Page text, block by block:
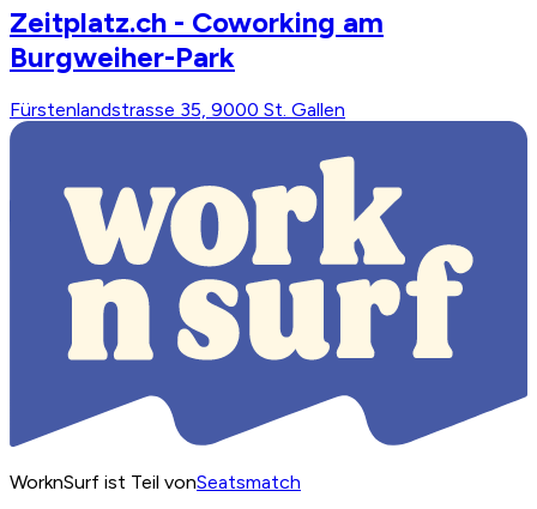
Zeitplatz.ch - Coworking am
Burgweiher-Park
Fürstenlandstrasse 35, 9000 St. Gallen
WorknSurf ist Teil vonSeatsmatch